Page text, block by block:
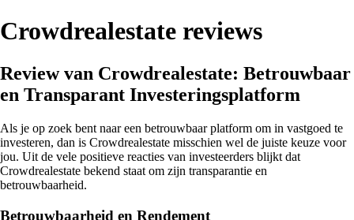
Crowdrealestate reviews
Review van Crowdrealestate: Betrouwbaar
en Transparant Investeringsplatform
Als je op zoek bent naar een betrouwbaar platform om in vastgoed te
investeren, dan is Crowdrealestate misschien wel de juiste keuze voor
jou. Uit de vele positieve reacties van investeerders blijkt dat
Crowdrealestate bekend staat om zijn transparantie en
betrouwbaarheid.
Betrouwbaarheid en Rendement